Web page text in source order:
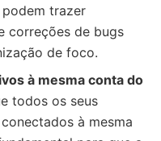
trazer
correções de bugs
de foco.
à mesma conta do
todos os seus
à mesma